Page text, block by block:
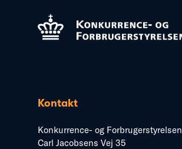
Kontakt
Konkurrence- og Forbrugerstyrelsen
Carl Jacobsens Vej 35